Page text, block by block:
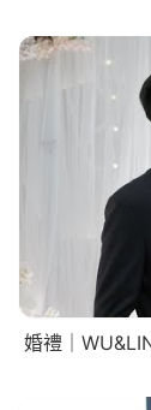
婚禮｜